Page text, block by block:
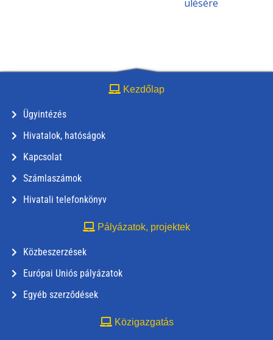
ülésére
Kezdőlap
Ügyintézés
Hivatalok, hatóságok
Kapcsolat
Számlaszámok
Hivatali telefonkönyv
Pályázatok, projektek
Közbeszerzések
Európai Uniós pályázatok
Egyéb szerződések
Közigazgatás